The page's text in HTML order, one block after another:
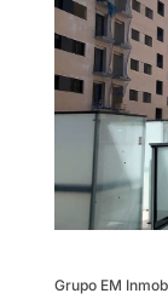
Grupo EM